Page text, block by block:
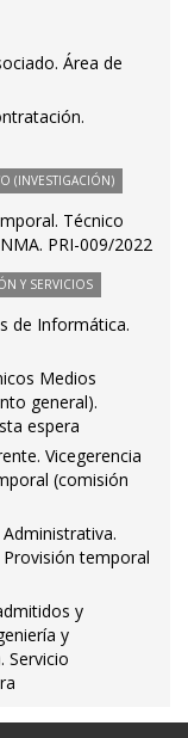
Área de
(INVESTIGACIÓN)
Técnico
PRI-009/2022
Y SERVICIOS
de Informática.
Medios
general).
espera
Vicegerencia
(comisión
Provisión temporal
y
y
Servicio